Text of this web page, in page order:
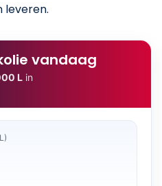
leveren.
vandaag
L in